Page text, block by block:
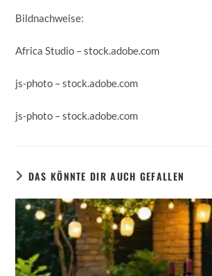
Bildnachweise:
Africa Studio – stock.adobe.com
js-photo – stock.adobe.com
js-photo – stock.adobe.com
DAS KÖNNTE DIR AUCH GEFALLEN